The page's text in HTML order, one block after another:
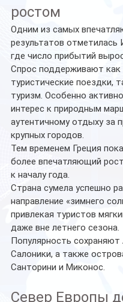
ростом
Одним из самых
результатов отметилась
где число прибытий
Спрос поддерживают как
туристические поездки,
туризм. Особенно
интерес к природным
аутентичному отдыху за
крупных городов.
Тем временем Греция
более впечатляющий
к началу года.
Страна сумела успешно
направление «зимнего
привлекая туристов
даже вне летнего сезона.
Популярность
Салоники, а также
Санторини и Миконос.
Север Европы